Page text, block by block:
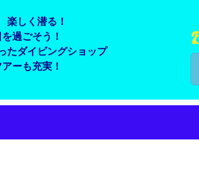
しく潜る！
過ごそう！
たダイビングショップ
ーも充実！